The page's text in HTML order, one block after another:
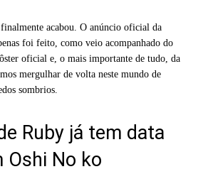
finalmente acabou. O anúncio oficial da
foi feito, como veio acompanhado do
oficial e, o mais importante de tudo, da
mergulhar de volta neste mundo de
sombrios.
Ruby já tem data
Oshi No ko